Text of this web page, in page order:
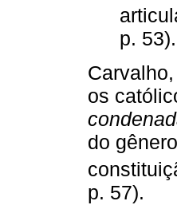
p. 53).
os
do
p. 57).